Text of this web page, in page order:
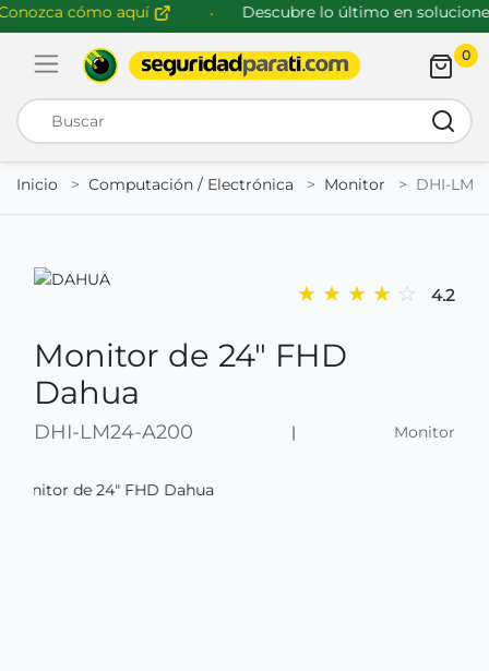
cómo aquí Descubre lo último en
Abrir menú de navegación
0
Inicio
Computación / Electrónica Monitor DHI-
★ ★ ★ ★ ☆ 4.2
Monitor de 24" FHD
Dahua
DHI-LM24-A200 | Monitor